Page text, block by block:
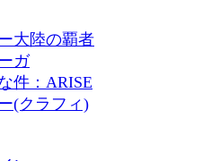
大陸の覇者
ガ
件：ARISE
(クラフィ)